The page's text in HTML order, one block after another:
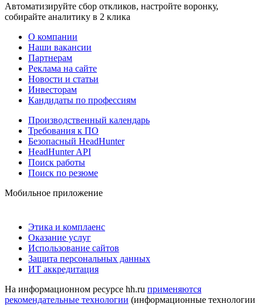
Автоматизируйте сбор откликов, настройте воронку,
собирайте аналитику в 2 клика
О компании
Наши вакансии
Партнерам
Реклама на сайте
Новости и статьи
Инвесторам
Кандидаты по профессиям
Производственный календарь
Требования к ПО
Безопасный HeadHunter
HeadHunter API
Поиск работы
Поиск по резюме
Мобильное приложение
Этика и комплаенс
Оказание услуг
Использование сайтов
Защита персональных данных
ИТ аккредитация
На информационном ресурсе hh.ru применяются
рекомендательные технологии (информационные технологии